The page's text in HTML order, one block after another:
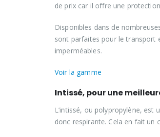
de prix car il offre une
Disponibles dans de
sont parfaites pour le transport
imperméables.
Voir la gamme
Intissé, pour une
L’intissé, ou polypropylène, est
donc respirante. Cela en fait un